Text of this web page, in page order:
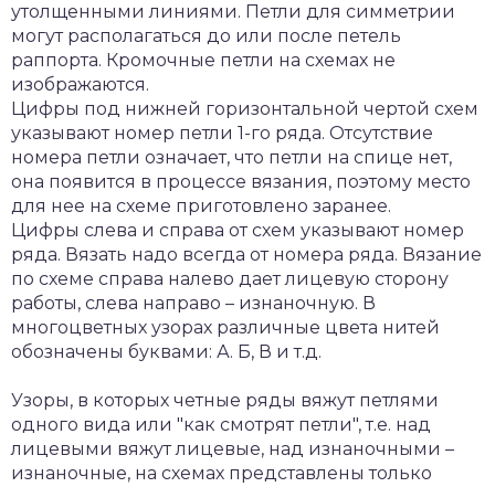
утолщенными линиями. Петли для симметрии
могут располагаться до или после петель
раппорта. Кромочные петли на схемах не
изображаются.
Цифры под нижней горизонтальной чертой схем
указывают номер петли 1-го ряда. Отсутствие
номера петли означает, что петли на спице нет,
она появится в процессе вязания, поэтому место
для нее на схеме приготовлено заранее.
Цифры слева и справа от схем указывают номер
ряда. Вязать надо всегда от номера ряда. Вязание
по схеме справа налево дает лицевую сторону
работы, слева направо – изнаночную. В
многоцветных узорах различные цвета нитей
обозначены буквами: А. Б, В и т.д.
Узоры, в которых четные ряды вяжут петлями
одного вида или "как смотрят петли", т.е. над
лицевыми вяжут лицевые, над изнаночными –
изнаночные, на схемах представлены только